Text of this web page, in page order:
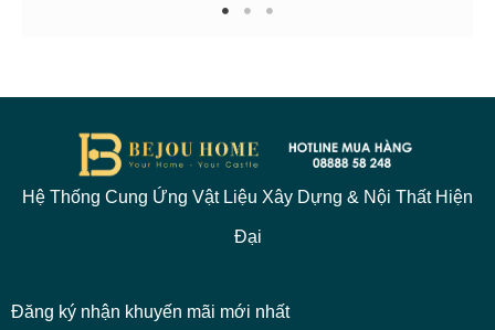
1 2 3
Hệ Thống Cung Ứng Vật Liệu Xây Dựng & Nội Thất Hiện
Đại
Đăng ký nhận khuyến mãi mới nhất